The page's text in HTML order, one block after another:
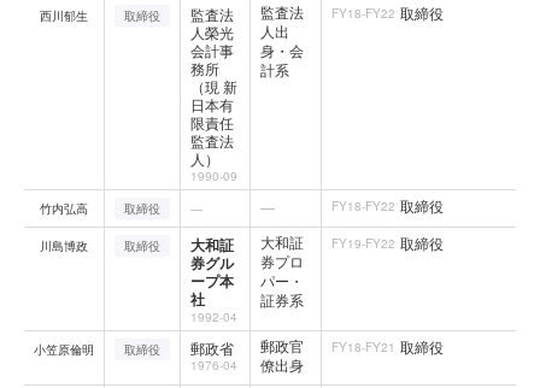
西川郁生 取締役
監査法
人榮光
会計事
務所
（現 新
日本有
限責任
監査法
人）
1990-09
監査法
人出
身・会
計系
FY18-FY22 取締役
竹内弘高 取締役 — — FY18-FY22 取締役
川島博政 取締役
大和証
券グル
ープ本
社
1992-04
大和証
券プロ
パー・
証券系
FY19-FY22 取締役
小笠原倫明 取締役 郵政省
1976-04
郵政官
僚出身
FY18-FY21 取締役